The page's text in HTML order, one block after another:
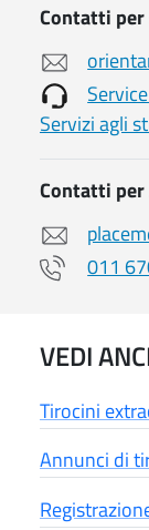
Contatti
Servizi agli
Contatti
011
VEDI
Tirocini
Annunci di
(apre una